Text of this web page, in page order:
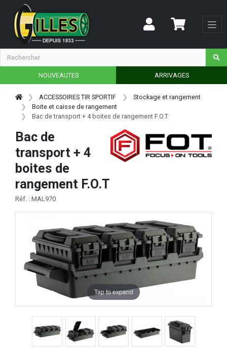
NOUVEAUTES ARRIVAGES
ACCESSOIRES TIR SPORTIF
Stockage et rangement
Boite et caisse de rangement
Bac de transport + 4 boites de rangement F.O.T
Bac de
transport + 4
boites de
rangement F.O.T
Réf. : MAL970
Tap to expand